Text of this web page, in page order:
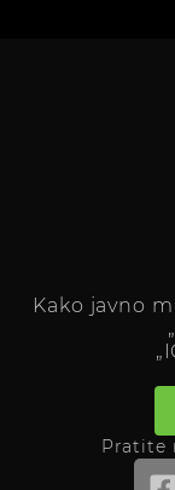
Kako javno
Pratite